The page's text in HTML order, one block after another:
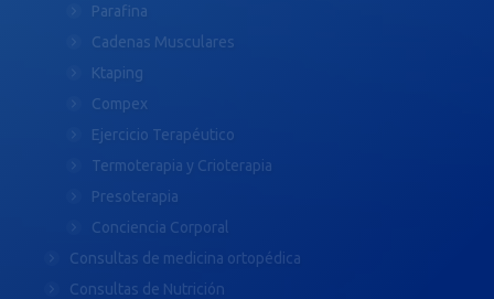
Parafina
Cadenas Musculares
Ktaping
Compex
Ejercicio Terapéutico
Termoterapia y Crioterapia
Presoterapia
Conciencia Corporal
Consultas de medicina ortopédica
Consultas de Nutrición